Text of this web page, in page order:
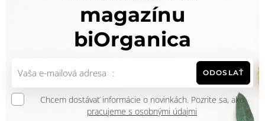
magazínu
biOrganica
ODOSLAŤ
Chcem dostávať informácie o novinkách. Pozrite sa, ako
pracujeme s osobnými údajmi